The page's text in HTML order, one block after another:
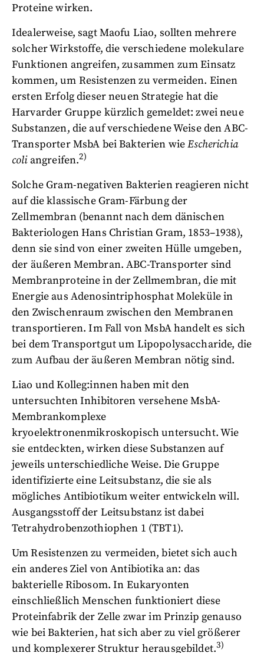
Proteine wirken.
Idealerweise, sagt Maofu Liao, sollten mehrere
solcher Wirkstoffe, die verschiedene molekulare
Funktionen angreifen, zusammen zum Einsatz
kommen, um Resistenzen zu vermeiden. Einen
ersten Erfolg dieser neuen Strategie hat die
Harvarder Gruppe kürzlich gemeldet: zwei neue
Substanzen, die auf verschiedene Weise den ABC-
Transporter MsbA bei Bakterien wieEscherichia
coliangreifen.2)
Solche Gram-negativen Bakterien reagieren nicht
auf die klassische Gram-Färbung der
Zellmembran (benannt nach dem dänischen
Bakteriologen Hans Christian Gram, 1853–1938),
denn sie sind von einer zweiten Hülle umgeben,
der äußeren Membran. ABC-Transporter sind
Membranproteine in der Zellmembran, die mit
Energie aus Adenosintriphosphat Moleküle in
den Zwischenraum zwischen den Membranen
transportieren. Im Fall von MsbA handelt es sich
bei dem Transportgut um Lipopolysaccharide, die
zum Aufbau der äußeren Membran nötig sind.
Liao und Kolleg:innen haben mit den
untersuchten Inhibitoren versehene MsbA-
Membrankomplexe
kryoelektronenmikroskopisch untersucht. Wie
sie entdeckten, wirken diese Substanzen auf
jeweils unterschiedliche Weise. Die Gruppe
identifizierte eine Leitsubstanz, die sie als
mögliches Antibiotikum weiter entwickeln will.
Ausgangsstoff der Leitsubstanz ist dabei
Tetrahydrobenzothiophen 1 (TBT1).
Um Resistenzen zu vermeiden, bietet sich auch
ein anderes Ziel von Antibiotika an: das
bakterielle Ribosom. In Eukaryonten
einschließlich Menschen funktioniert diese
Proteinfabrik der Zelle zwar im Prinzip genauso
wie bei Bakterien, hat sich aber zu viel größerer
und komplexerer Struktur herausgebildet.3)